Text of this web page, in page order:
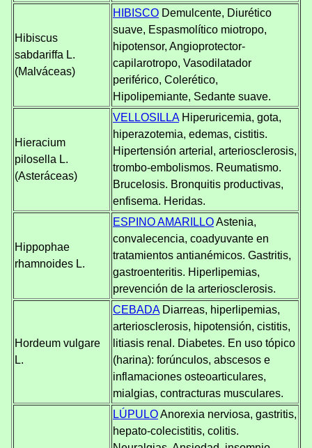
Hibiscus
sabdariffa L.
(Malváceas)
HIBISCO Demulcente, Diurético
suave, Espasmolítico miotropo,
hipotensor, Angioprotector-
capilarotropo, Vasodilatador
periférico, Colerético,
Hipolipemiante, Sedante suave.
Hieracium
pilosella L.
(Asteráceas)
VELLOSILLAHiperuricemia, gota,
hiperazotemia, edemas, cistitis.
Hipertensión arterial, arteriosclerosis,
trombo-embolismos. Reumatismo.
Brucelosis. Bronquitis productivas,
enfisema. Heridas.
Hippophae
rhamnoides L.
ESPINO AMARILLOAstenia,
convalecencia, coadyuvante en
tratamientos antianémicos. Gastritis,
gastroenteritis. Hiperlipemias,
prevención de la arteriosclerosis.
Hordeum vulgare
L.
CEBADADiarreas, hiperlipemias,
arteriosclerosis, hipotensión, cistitis,
litiasis renal. Diabetes. En uso tópico
(harina): forúnculos, abscesos e
inflamaciones osteoarticulares,
mialgias, contracturas musculares.
LÚPULOAnorexia nerviosa, gastritis,
hepato-colecistitis, colitis.